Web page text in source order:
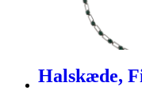
Halskæde,